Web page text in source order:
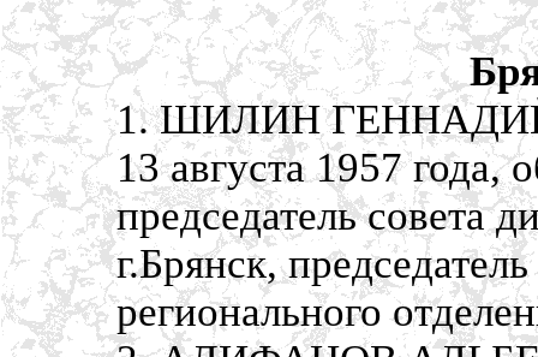
1. ШИЛИН ГЕННАДИЙ
13 августа 1957
председатель совета
г.Брянск,
регионального